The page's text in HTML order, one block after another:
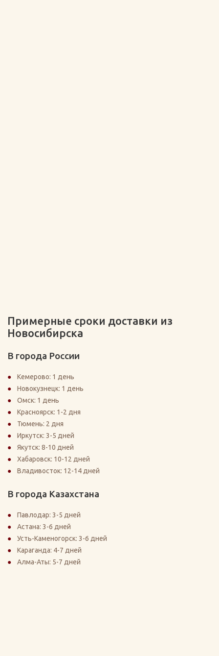
Примерные сроки доставки из
Новосибирска
В города России
Кемерово: 1 день
Новокузнецк: 1 день
Омск: 1 день
Красноярск: 1-2 дня
Тюмень: 2 дня
Иркутск: 3-5 дней
Якутск: 8-10 дней
Хабаровск: 10-12 дней
Владивосток: 12-14 дней
В города Казахстана
Павлодар: 3-5 дней
Астана: 3-6 дней
Усть-Каменогорск: 3-6 дней
Караганда: 4-7 дней
Алма-Аты: 5-7 дней